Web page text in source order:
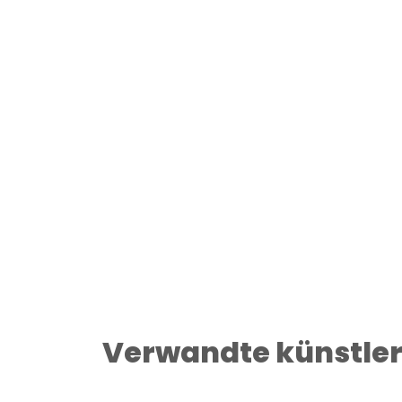
Verwandte künstler